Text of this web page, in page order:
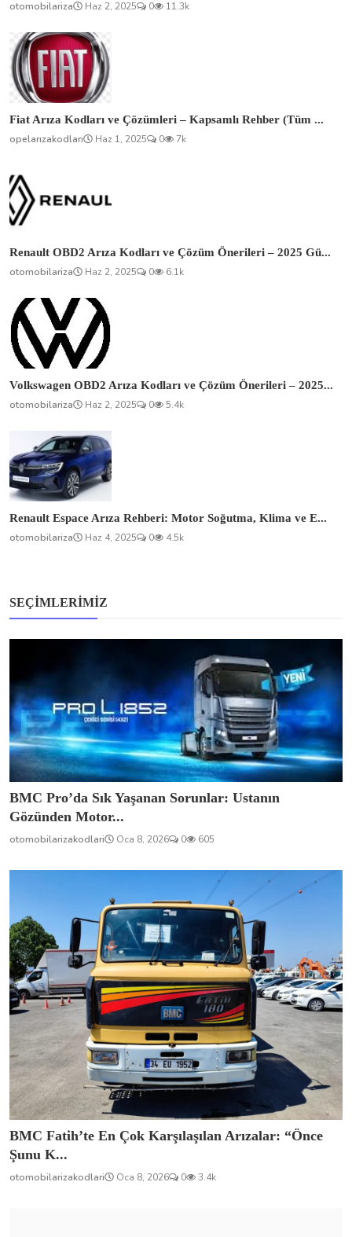
otomobilariza
Haz 2, 2025 0 11.3k
Fiat Arıza Kodları ve Çözümleri – Kapsamlı Rehber (Tüm ...
opelarızakodları
Haz 1, 2025 0 7k
Renault OBD2 Arıza Kodları ve Çözüm Önerileri – 2025 Gü...
otomobilariza
Haz 2, 2025 0 6.1k
Volkswagen OBD2 Arıza Kodları ve Çözüm Önerileri – 2025...
otomobilariza
Haz 2, 2025 0 5.4k
Renault Espace Arıza Rehberi: Motor Soğutma, Klima ve E...
otomobilariza
Haz 4, 2025 0 4.5k
SEÇIMLERIMIZ
BMC Pro’da Sık Yaşanan Sorunlar: Ustanın
Gözünden Motor...
otomobilarizakodlari Oca 8, 2026 0 605
BMC Fatih’te En Çok Karşılaşılan Arızalar: “Önce
Şunu K...
otomobilarizakodlari Oca 8, 2026 0 3.4k